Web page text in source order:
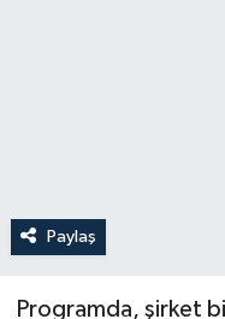
Paylaş
Programda, şirket